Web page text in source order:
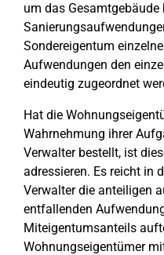
um das Gesamtgebäude
Sondereigentum
Aufwendungen den
eindeutig zugeordnet
Hat die
Wahrnehmung ihrer
Verwalter bestellt, ist
adressieren. Es reicht in
Verwalter die anteiligen
entfallenden
Miteigentumsanteils
Wohnungseigentümer